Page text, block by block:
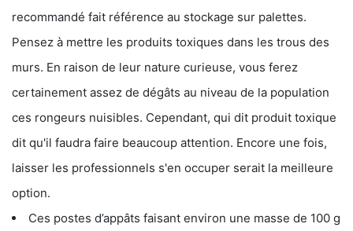
recommandé fait référence au stockage sur palettes.
Pensez à mettre les produits toxiques dans les trous des
murs. En raison de leur nature curieuse, vous ferez
certainement assez de dégâts au niveau de la population
ces rongeurs nuisibles. Cependant, qui dit produit toxique
dit qu'il faudra faire beaucoup attention. Encore une fois,
laisser les professionnels s'en occuper serait la meilleure
option.
Ces postes d’appâts faisant environ une masse de 100 g